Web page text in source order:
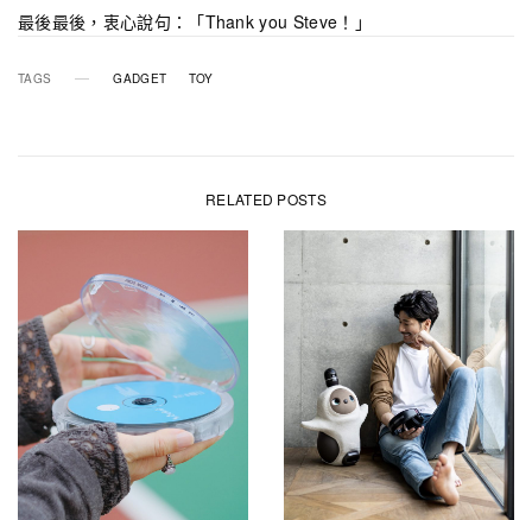
最後最後，衷心說句：「Thank you Steve！」
TAGS GADGET TOY
RELATED POSTS